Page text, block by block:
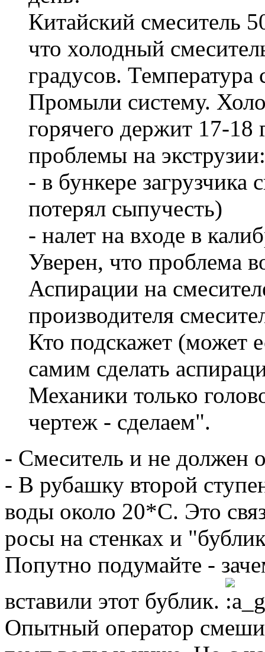
Китайский смеситель
что холодный
градусов. Температура
Промыли систему.
горячего держит 17-18
проблемы на экструзии:
- в бункере загрузчика
потерял сыпучесть)
- налет на входе в
Уверен, что проблема
Аспирации на
производителя
Кто подскажет (может
самим сделать
Механики только
чертеж - сделаем".
- Смеситель и не должен
- В рубашку второй
воды около 20*С. Это
росы на стенках и
Попутно подумайте -
вставили этот бублик.
Опытный оператор